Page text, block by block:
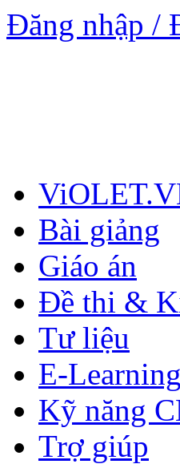
Đăng nhập /
Bài giảng
Giáo án
Đề thi &
Tư liệu
E-Learning
Kỹ năng
Trợ giúp